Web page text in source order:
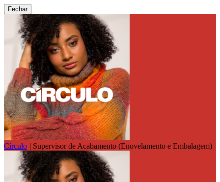
Fechar
Círculo | Supervisor de Acabamento (Enovelamento e Embalagem)